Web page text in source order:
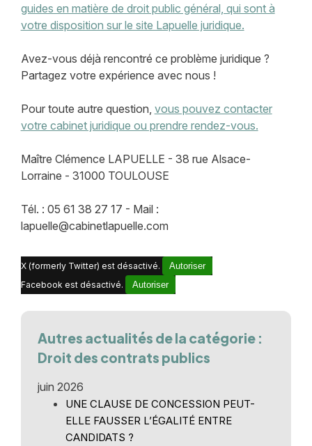
guides en matière de droit public général, qui sont à
votre disposition sur le site Lapuelle juridique.
Avez-vous déjà rencontré ce problème juridique ?
Partagez votre expérience avec nous !
Pour toute autre question, vous pouvez contacter
votre cabinet juridique ou prendre rendez-vous.
Maître Clémence LAPUELLE - 38 rue Alsace-
Lorraine - 31000 TOULOUSE
Tél. : 05 61 38 27 17 - Mail :
lapuelle@cabinetlapuelle.com
X (formerly Twitter) est désactivé.
Autoriser
Facebook est désactivé.
Autoriser
Autres actualités de la catégorie :
Droit des contrats publics
juin 2026
UNE CLAUSE DE CONCESSION PEUT-
ELLE FAUSSER L’ÉGALITÉ ENTRE
CANDIDATS ?